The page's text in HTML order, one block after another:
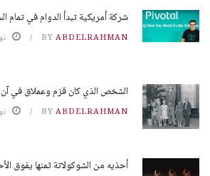
شركة أمريكية تبدأ الدوام في تمام الساعة 9:06 صباحا
BY ABDELRAHMAN
الشخص الذي كان قزم وعملاق في
BY ABDELRAHMAN
أحذيه من الشوكولاتة ثمنها يفوق